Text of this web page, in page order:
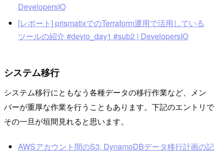
DevelopersIO
[レポート] prismatixでのTerraform運用で活用している
ツールの紹介 #devio_day1 #sub2 | DevelopersIO
システム移行
システム移行にともなう各種データの移行作業など、メン
バーが重厚な作業を行うこともあります。下記のエントリで
その一旦が垣間見れると思います。
AWSアカウント間のS3, DynamoDBデータ移行計画の記